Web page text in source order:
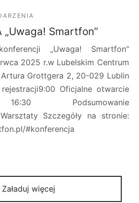
„Uwaga! Smartfon”
„Uwaga! Smartfon”
2025 r.w Lubelskim Centrum
Artura Grottgera 2, 20-029 Lublin
Oficjalne otwarcie
Podsumowanie
Szczegóły na stronie:
#konferencja
Załaduj więcej